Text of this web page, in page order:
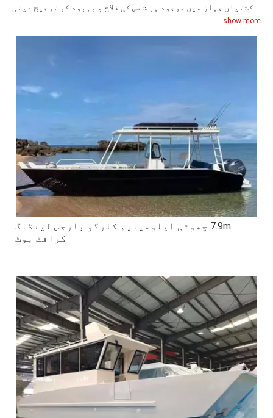
کشتیاں جہاز میں موجود ہر شخص کی فلاح و بہبود کو ترجیح دیتی
show more
7.9m چھوٹی ایلومینیم کارگو بارجس لینڈنگ
کرافٹ بوٹ